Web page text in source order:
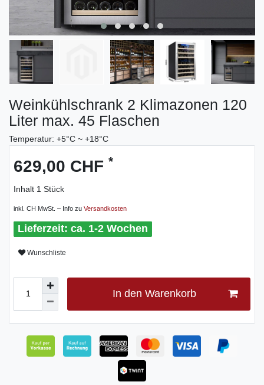
Weinkühlschrank 2 Klimazonen 120
Liter max. 45 Flaschen
Temperatur: +5°C ~ +18°C
629,00 CHF *
Inhalt 1 Stück
inkl. CH MwSt. – Info zu Versandkosten
ca. 1-2 Wochen
Wunschliste
In den Warenkorb